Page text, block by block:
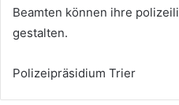
Beamten können ihre
gestalten.
Polizeipräsidium Trier